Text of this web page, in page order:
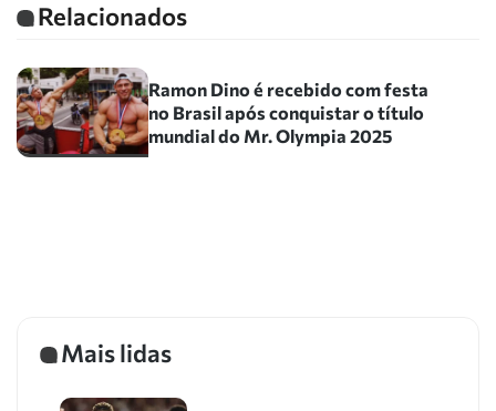
Relacionados
Ramon Dino é recebido com festa
no Brasil após conquistar o título
mundial do Mr. Olympia 2025
Mais lidas